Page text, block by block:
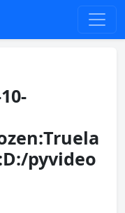
pyvideo